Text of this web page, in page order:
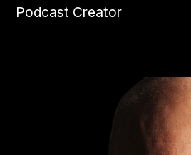
Podcast Creator